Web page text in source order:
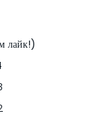
лайк!)